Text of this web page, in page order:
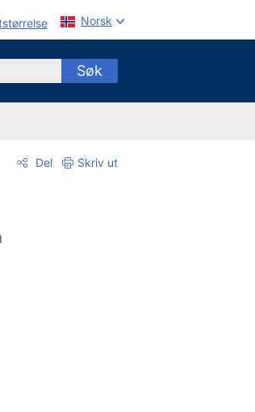
Norsk
Søk
Del Skriv ut